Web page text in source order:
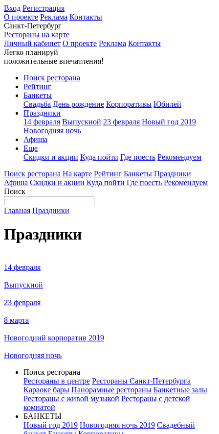
Вход Регистрация
О проекте Реклама Контакты
Санкт-Петербург
Рестораны на карте
Личный кабинет О проекте Реклама Контакты
Легко планируй
положительные впечатления!
Поиск ресторана
Рейтинг
Банкеты
Свадьба День рождение Корпоративы Юбилей
Праздники
14 февраля Выпускной 23 февраля Новый год 2019
Новогодняя ночь
Афиша
Еще
Скидки и акции Куда пойти Где поесть Рекомендуем
Поиск ресторана На карте Рейтинг Банкеты Праздники
Афиша Скидки и акции Куда пойти Где поесть Рекомендуем
Поиск
Главная Праздники
Праздники
14 февраля
Выпускной
23 февраля
8 марта
Новогодний корпоратив 2019
Новогодняя ночь
Поиск ресторана
Рестораны в центре Рестораны Санкт-Петербурга
Караоке бары Панорамные рестораны Банкетные залы
Рестораны с живой музыкой Рестораны с детской
комнатой
БАНКЕТЫ
Новый год 2019 Новогодняя ночь 2019 Свадебный